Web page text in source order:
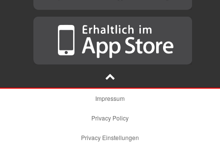
Impressum
Privacy Policy
Privacy Einstellungen